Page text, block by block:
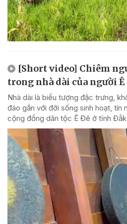
[Short video] Chiêm
trong nhà dài của người Ê
Nhà dài là biểu tượng đặc trưng,
đáo gắn với đời sống sinh hoạt, tín
cộng đồng dân tộc Ê Đê ở tỉnh